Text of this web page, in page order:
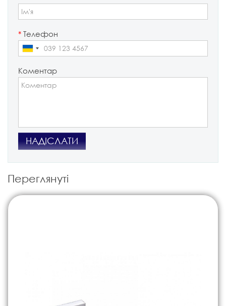
* Телефон
Коментар
НАДІСЛАТИ
Переглянуті